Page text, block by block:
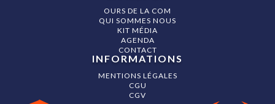
OURS DE LA COM
QUI SOMMES NOUS
KIT MÉDIA
AGENDA
CONTACT
INFORMATIONS
MENTIONS LÉGALES
CGU
CGV